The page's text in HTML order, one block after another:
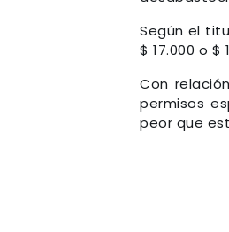
Según el
$ 17.000 o $
Con
permisos
peor que